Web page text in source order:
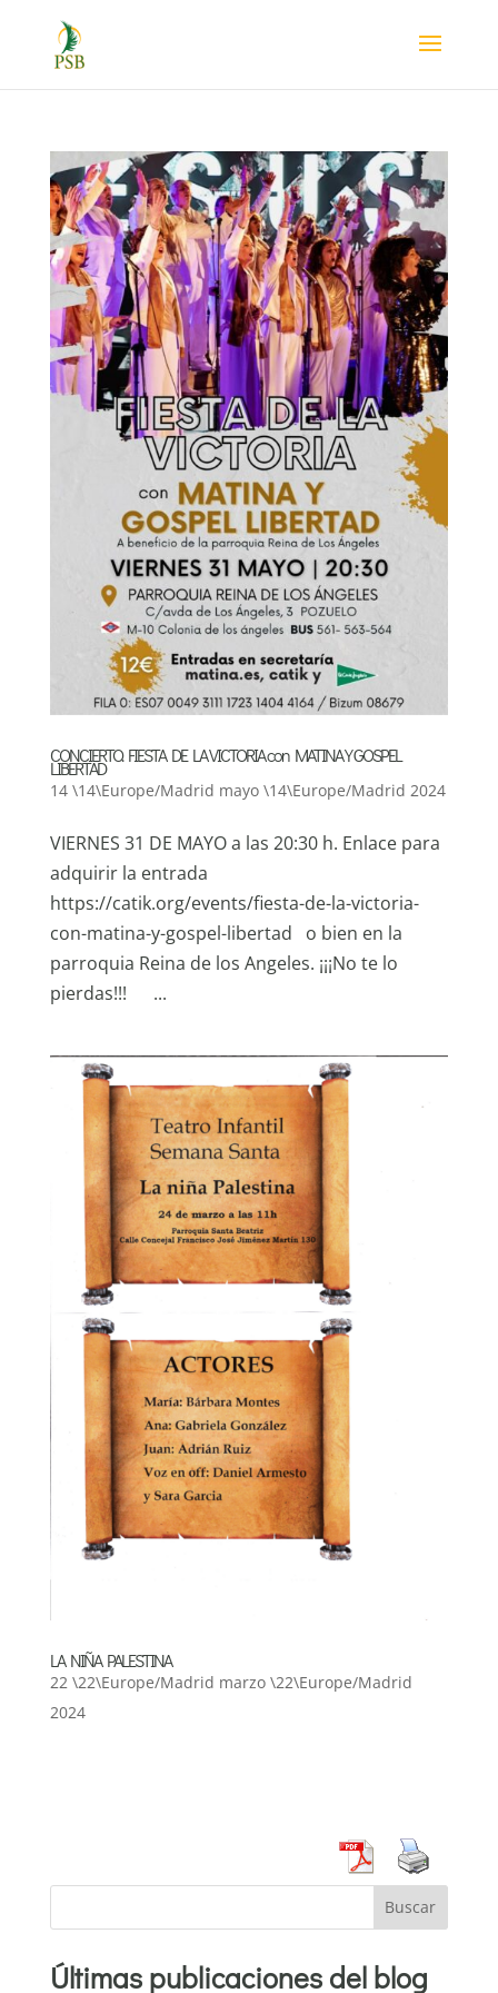
CONCIERTO. FIESTA DE LA VICTORIA con MATINA Y GOSPEL
LIBERTAD
14 \14\Europe/Madrid mayo \14\Europe/Madrid 2024
VIERNES 31 DE MAYO a las 20:30 h. Enlace para
adquirir la entrada
https://catik.org/events/fiesta-de-la-victoria-
con-matina-y-gospel-libertad o bien en la
parroquia Reina de los Angeles. ¡¡¡No te lo
pierdas!!! ...
LA NIÑA PALESTINA
22 \22\Europe/Madrid marzo \22\Europe/Madrid
2024
Buscar
Últimas publicaciones del blog